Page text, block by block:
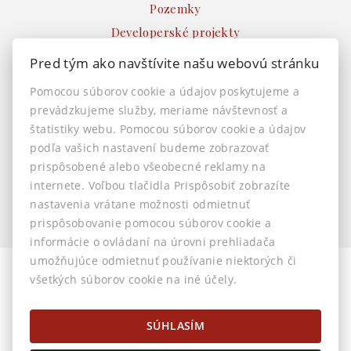
Pozemky
Developerské projekty
Ostatné
INFO
Makléri
Napíšte nám
Kontakt
Nastavenie cookies
© 2026 -AstonReal s.r.o.
Horná 32, Banská Bystrica 974 01, Tel.: 0905 222 055, E-mail:
info@astonreal.sk
Pred tým ako navštívite našu webovú stránku
Pomocou súborov cookie a údajov poskytujeme a
prevádzkujeme služby, meriame návštevnosť a
štatistiky webu. Pomocou súborov cookie a údajov
podľa vašich nastavení budeme zobrazovať
prispôsobené alebo všeobecné reklamy na
internete. Voľbou tlačidla Prispôsobiť zobrazíte
nastavenia vrátane možnosti odmietnuť
prispôsobovanie pomocou súborov cookie a
informácie o ovládaní na úrovni prehliadača
umožňujúce odmietnuť používanie niektorých či
všetkých súborov cookie na iné účely.
SÚHLASÍM